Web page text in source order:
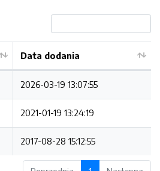
Data dodania
2026-03-19 13:07:55
2021-01-19 13:24:19
2017-08-28 15:12:55